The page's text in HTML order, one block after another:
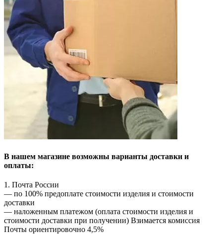
В нашем магазине возможны варианты доставки и
оплаты:
1. Почта России
— по 100% предоплате стоимости изделия и стоимости
доставки
— наложенным платежом (оплата стоимости изделия и
стоимости доставки при получении) Взимается комиссия
Почты ориентировочно 4,5%